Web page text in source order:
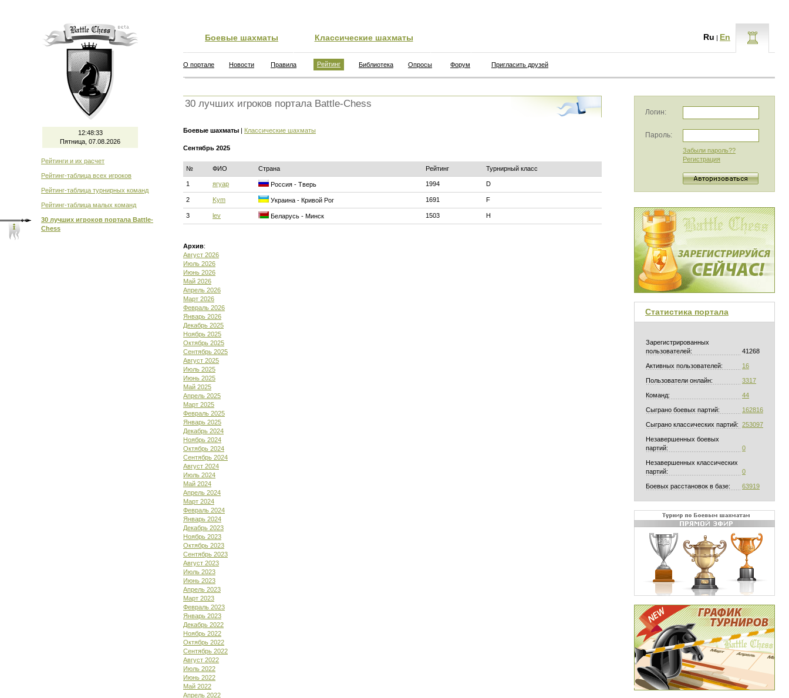
12:48:34
Пятница, 07.08.2026
Рейтинги и их расчет
Рейтинг-таблица всех игроков
Рейтинг-таблица турнирных команд
Рейтинг-таблица малых команд
30 лучших игроков портала Battle-
Chess
Боевые шахматы Классические шахматы Ru | En
О портале Новости Правила Рейтинг Библиотека Опросы Форум Пригласить друзей
30 лучших игроков портала Battle-Chess
Боевые шахматы | Классические шахматы
Сентябрь 2025
№ ФИО Страна Рейтинг Турнирный класс
1 ягуар Россия - Тверь 1994 D
2 Kym Украина - Кривой Рог 1691 F
3 lev Беларусь - Минск 1503 H
Архив:
Август 2026
Июль 2026
Июнь 2026
Май 2026
Апрель 2026
Март 2026
Февраль 2026
Январь 2026
Декабрь 2025
Ноябрь 2025
Октябрь 2025
Сентябрь 2025
Август 2025
Июль 2025
Июнь 2025
Май 2025
Апрель 2025
Март 2025
Февраль 2025
Январь 2025
Декабрь 2024
Ноябрь 2024
Октябрь 2024
Сентябрь 2024
Август 2024
Июль 2024
Май 2024
Апрель 2024
Март 2024
Февраль 2024
Январь 2024
Декабрь 2023
Ноябрь 2023
Октябрь 2023
Сентябрь 2023
Август 2023
Июль 2023
Июнь 2023
Апрель 2023
Март 2023
Февраль 2023
Январь 2023
Декабрь 2022
Ноябрь 2022
Октябрь 2022
Сентябрь 2022
Август 2022
Июль 2022
Июнь 2022
Май 2022
Апрель 2022
Логин:
Пароль:
Забыли пароль??
Регистрация
Статистика портала
Зарегистрированных
пользователей:
41268
Активных пользователей: 16
Пользователи онлайн: 3317
Команд: 44
Сыграно боевых партий: 162816
Сыграно классических партий: 253097
Незавершенных боевых
партий:
0
Незавершенных классических
партий:
0
Боевых расстановок в базе: 63919